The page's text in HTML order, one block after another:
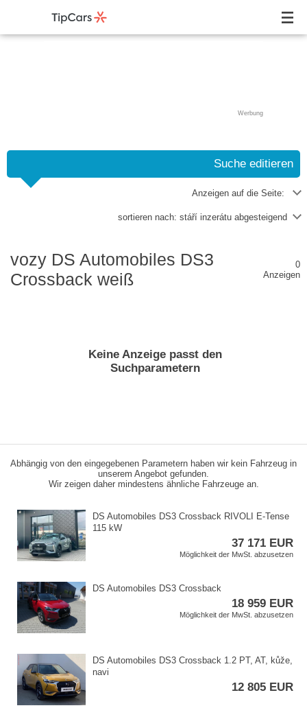
Werbung
Suche editieren
Anzeigen auf die Seite:
sortieren nach: stáří inzerátu abgesteigend
vozy DS Automobiles DS3
Crossback weiß
0
Anzeigen
Keine Anzeige passt den
Suchparametern
Abhängig von den eingegebenen Parametern haben wir kein Fahrzeug in
unserem Angebot gefunden.
Wir zeigen daher mindestens ähnliche Fahrzeuge an.
DS Automobiles DS3 Crossback RIVOLI E​-Tense
115 kW
37 171 EUR
Möglichkeit der MwSt. abzusetzen
DS Automobiles DS3 Crossback
18 959 EUR
Möglichkeit der MwSt. abzusetzen
DS Automobiles DS3 Crossback 1.2 PT,​ AT,​ kůže,​
navi
12 805 EUR